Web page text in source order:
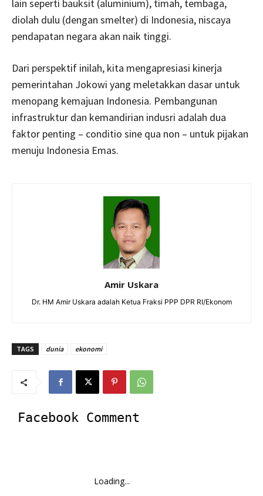
lain seperti bauksit (aluminium), timah, tembaga,
diolah dulu (dengan smelter) di Indonesia, niscaya
pendapatan negara akan naik tinggi.
Dari perspektif inilah, kita mengapresiasi kinerja
pemerintahan Jokowi yang meletakkan dasar untuk
menopang kemajuan Indonesia. Pembangunan
infrastruktur dan kemandirian indusri adalah dua
faktor penting – conditio sine qua non – untuk pijakan
menuju Indonesia Emas.
Amir Uskara
Dr. HM Amir Uskara adalah Ketua Fraksi PPP DPR RI/Ekonom
TAGS dunia ekonomi
Facebook Comment
Loading...